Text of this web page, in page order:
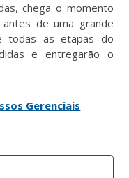
chega o momento
de uma grande
todas as etapas do
e entregarão o
Gerenciais